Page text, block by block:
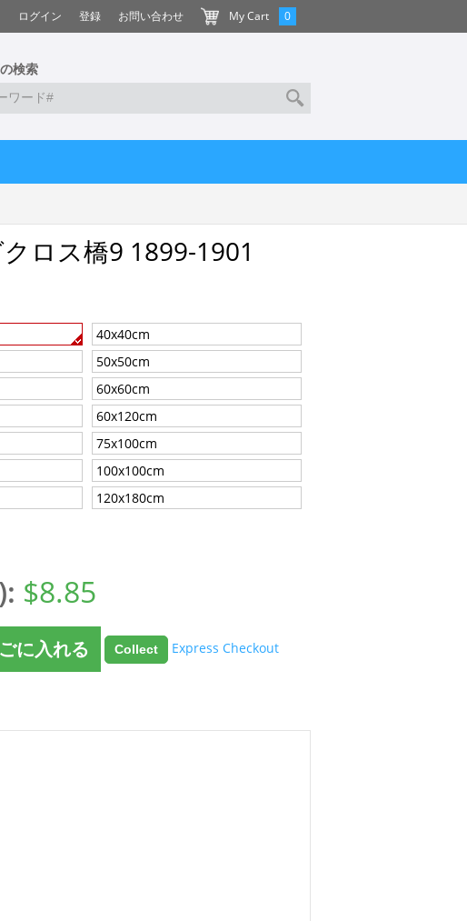
ログイン 登録 お問い合わせ My Cart 0
検索
ロス橋9 1899-1901
40x40cm
50x50cm
60x60cm
60x120cm
75x100cm
100x100cm
120x180cm
$8.85
に入れる Express Checkout